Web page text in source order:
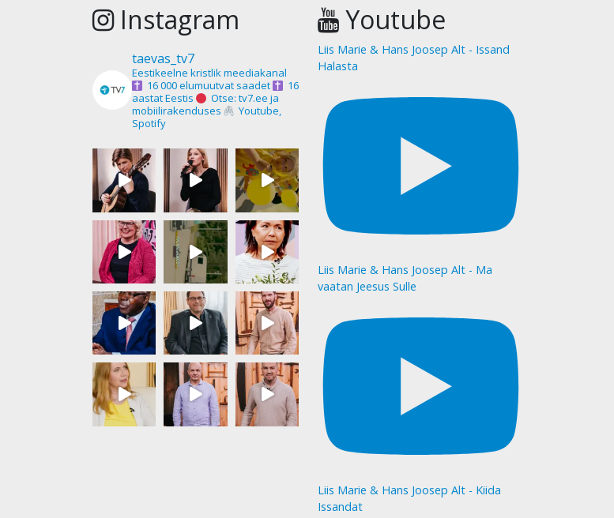
Instagram
taevas_tv7
Eestikeelne kristlik meediakanal
16 000 elumuutvat saadet
16
aastat Eestis
Otse: tv7.ee ja
mobiilirakenduses
Youtube,
Spotify
Youtube
Liis Marie & Hans Joosep Alt - Issand
Halasta
Liis Marie & Hans Joosep Alt - Ma
vaatan Jeesus Sulle
Liis Marie & Hans Joosep Alt - Kiida
Issandat